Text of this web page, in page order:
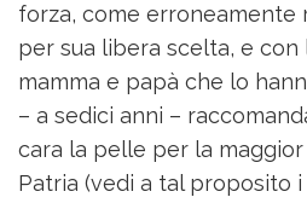
forza, come erroneamente
per sua libera scelta, e con
mamma e papà che lo
– a sedici anni –
cara la pelle per la
Patria (vedi a tal proposito